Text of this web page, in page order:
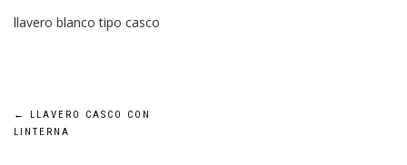
llavero blanco tipo casco
Navegación
←
LLAVERO CASCO CON
LINTERNA